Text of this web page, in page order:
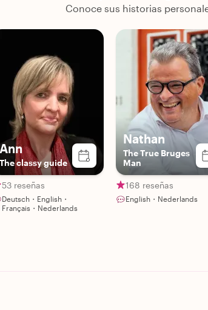
Conoce sus historias
Ann
The classy guide
53 reseñas
Deutsch・English・
Français・Nederlands
Nathan
The True Bruges
Man
168 reseñas
English・Nederlands